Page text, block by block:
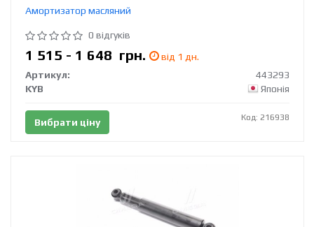
Амортизатор масляний
0 відгуків
1 515 - 1 648 грн.
від 1 дн.
Артикул:
443293
KYB
Японія
Вибрати ціну Код: 216938